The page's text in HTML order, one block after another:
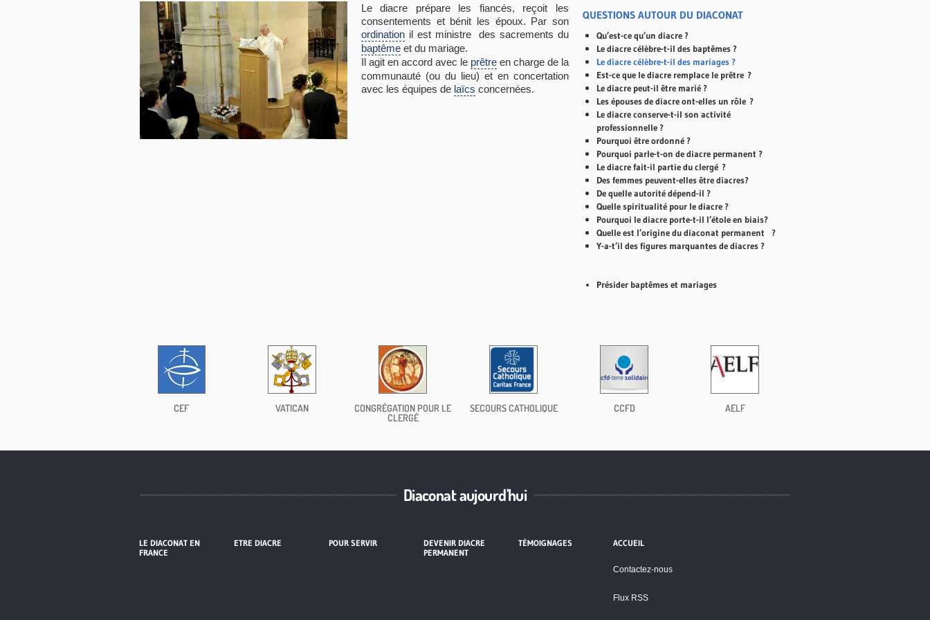
Le diacre prépare les fiancés, reçoit les
consentements et bénit les époux. Par son
ordination il est ministre des sacrements du
baptême et du mariage.
Il agit en accord avec le prêtre en charge de la
communauté (ou du lieu) et en concertation
avec les équipes de laïcs concernées.
QUESTIONS AUTOUR DU DIACONAT
Qu’est-ce qu’un diacre ?
Le diacre célèbre-t-il des baptêmes ?
Le diacre célèbre-t-il des mariages ?
Est-ce que le diacre remplace le prêtre ?
Le diacre peut-il être marié ?
Les épouses de diacre ont-elles un rôle ?
Le diacre conserve-t-il son activité
professionnelle ?
Pourquoi être ordonné ?
Pourquoi parle-t-on de diacre permanent ?
Le diacre fait-il partie du clergé ?
Des femmes peuvent-elles être diacres?
De quelle autorité dépend-il ?
Quelle spiritualité pour le diacre ?
Pourquoi le diacre porte-t-il l’étole en biais?
Quelle est l’origine du diaconat permanent ?
Y-a-t’il des figures marquantes de diacres ?
Présider baptêmes et mariages
CEF VATICAN
CONGRÉGATION POUR LE
CLERGÉ
SECOURS CATHOLIQUE CCFD AELF
Diaconat aujourd'hui
LE DIACONAT EN
FRANCE
ETRE DIACRE POUR SERVIR
DEVENIR DIACRE
PERMANENT
TÉMOIGNAGES ACCUEIL
Contactez-nous
Flux RSS